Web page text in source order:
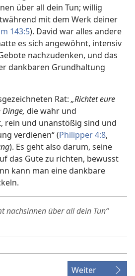
über all dein Tun; willig
mit dem Werk deiner
143:5). David war alles andere
es sich angewöhnt, intensiv
nachzudenken, und das
dankbaren Grundhaltung
Rat: „Richtet eure
die wahr und
rein und unanstößig sind und
verdienen“ (Philipper 4:8,
). Es geht also darum, seine
das Gute zu richten, bewusst
kann man eine dankbare
nachsinnen über all dein Tun“
Weiter